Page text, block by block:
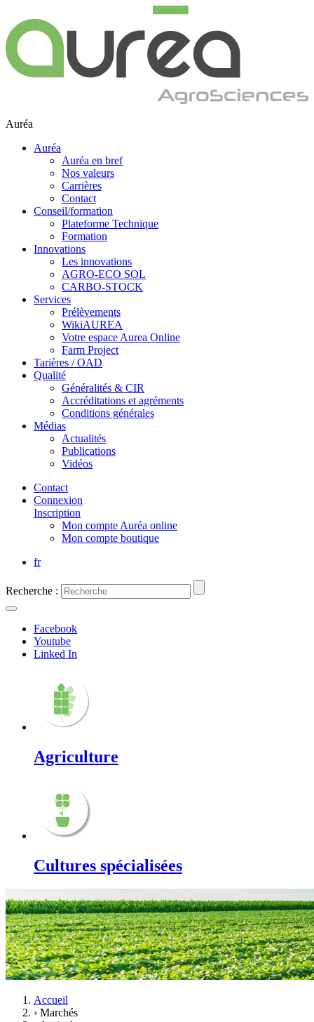
Auréa
Auréa
Auréa en bref
Nos valeurs
Carrières
Contact
Conseil/formation
Plateforme Technique
Formation
Innovations
Les innovations
AGRO-ECO SOL
CARBO-STOCK
Services
Prélèvements
WikiAUREA
Votre espace Aurea Online
Farm Project
Tarières / OAD
Qualité
Généralités & CIR
Accréditations et agréments
Conditions générales
Médias
Actualités
Publications
Vidéos
Contact
Connexion
Inscription
Mon compte Auréa online
Mon compte boutique
fr
Recherche :
Facebook
Youtube
Linked In
Agriculture
Cultures spécialisées
Accueil
› Marchés